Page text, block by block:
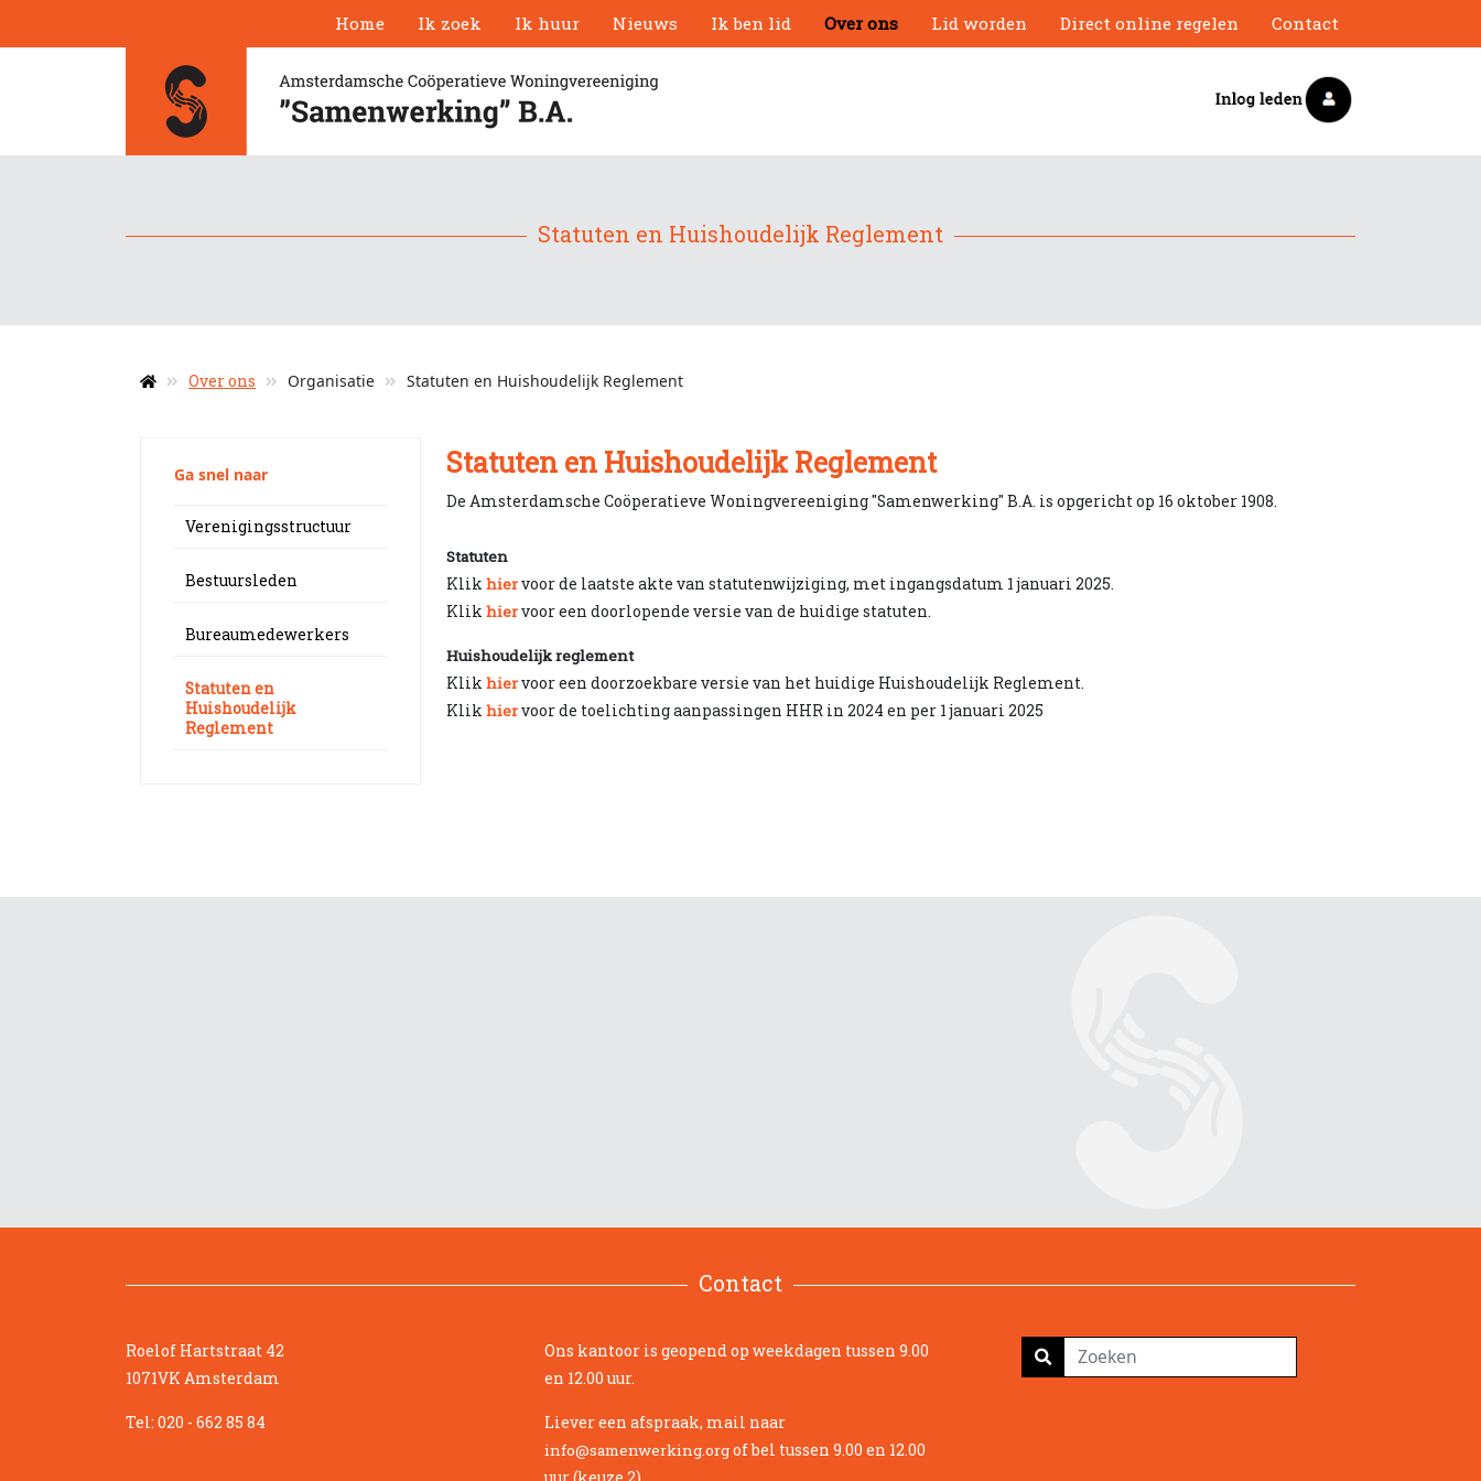
Home Ik zoek Ik huur Nieuws Ik ben lid Over ons Lid worden Direct online regelen Contact
Statuten en Huishoudelijk Reglement
Over ons Organisatie Statuten en Huishoudelijk Reglement
Ga snel naar
Verenigingsstructuur
Bestuursleden
Bureaumedewerkers
Statuten en
Huishoudelijk
Reglement
Statuten en Huishoudelijk Reglement
De Amsterdamsche Coöperatieve Woningvereeniging "Samenwerking" B.A. is opgericht op 16 oktober 1908.
Statuten
Klikhiervoor de laatste akte van statutenwijziging, met ingangsdatum 1 januari 2025.
Klikhiervoor een doorlopende versie van de huidige statuten.
Huishoudelijk reglement
Klikhiervoor een doorzoekbare versie van het huidige Huishoudelijk Reglement.
Klikhiervoor de toelichting aanpassingen HHR in 2024 en per 1 januari 2025
Contact
Roelof Hartstraat 42
1071VK Amsterdam
Tel: 020 - 662 85 84
Ons kantoor is geopend op weekdagen tussen 9.00
en 12.00 uur.
Liever een afspraak, mail naar
info@samenwerking.orgof bel tussen 9.00 en 12.00